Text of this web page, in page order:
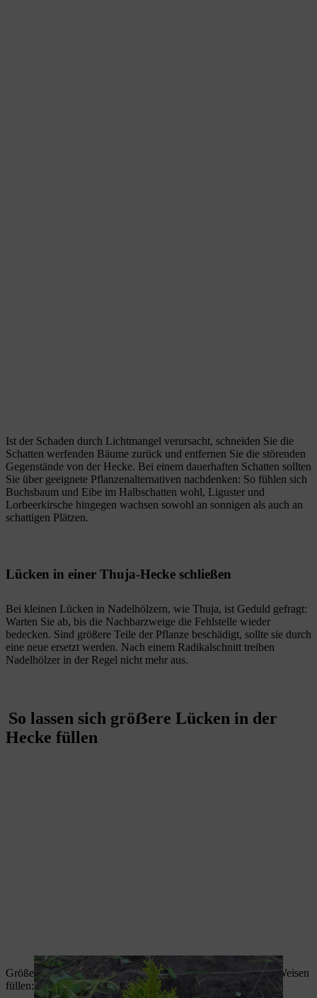
Ist der Schaden durch Lichtmangel verursacht, schneiden Sie die
Schatten werfenden Bäume zurück und entfernen Sie die störenden
Gegenstände von der Hecke. Bei einem dauerhaften Schatten sollten
Sie über geeignete Pflanzenalternativen nachdenken: So fühlen sich
Buchsbaum und Eibe im Halbschatten wohl, Liguster und
Lorbeerkirsche hingegen wachsen sowohl an sonnigen als auch an
schattigen Plätzen.
Lücken in einer Thuja-Hecke schließen
Bei kleinen Lücken in Nadelhölzern, wie Thuja, ist Geduld gefragt:
Warten Sie ab, bis die Nachbarzweige die Fehlstelle wieder
bedecken. Sind größere Teile der Pflanze beschädigt, sollte sie durch
eine neue ersetzt werden. Nach einem Radikalschnitt treiben
Nadelhölzer in der Regel nicht mehr aus.
So lassen sich gröẞere Lücken in der
Hecke füllen
Größere Lücken und Löcher in Hecken lassen sich auf zwei Weisen
füllen: